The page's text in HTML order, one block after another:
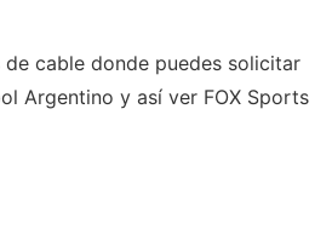
cable donde puedes solicitar
Argentino y así ver FOX Sports